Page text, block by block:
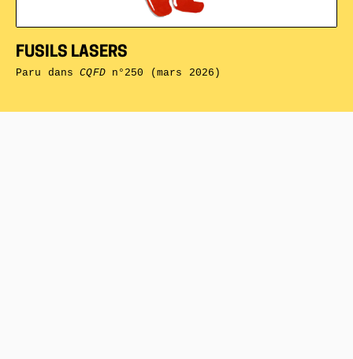
FUSILS LASERS
Paru dansCQFDn°250 (mars 2026)